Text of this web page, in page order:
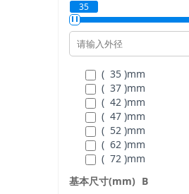
( 50 )mm
( 55 )mm
( 60 )
( 65 )mm
( 70 )mm
( 75 )mm
( 80 )mm
( 85 )mm
( 90 )mm
( 95 )mm
( 100 )mm
( 110 )mm
35
( 35 )mm
( 37 )mm
( 42 )mm
( 47 )mm
( 52 )mm
( 62 )mm
( 72 )mm
( 90 )mm
基本尺寸(mm) B